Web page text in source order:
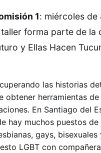
1: miércoles
forma parte de la
y Ellas Hacen
las historias
herramientas
En Santiago del
hay muchos puestos
gays,
LGBT con